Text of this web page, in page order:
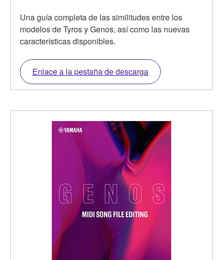
Una guía completa de las similitudes entre los
modelos de Tyros y Genos, así como las nuevas
características disponibles.
Enlace a la pestaña de descarga